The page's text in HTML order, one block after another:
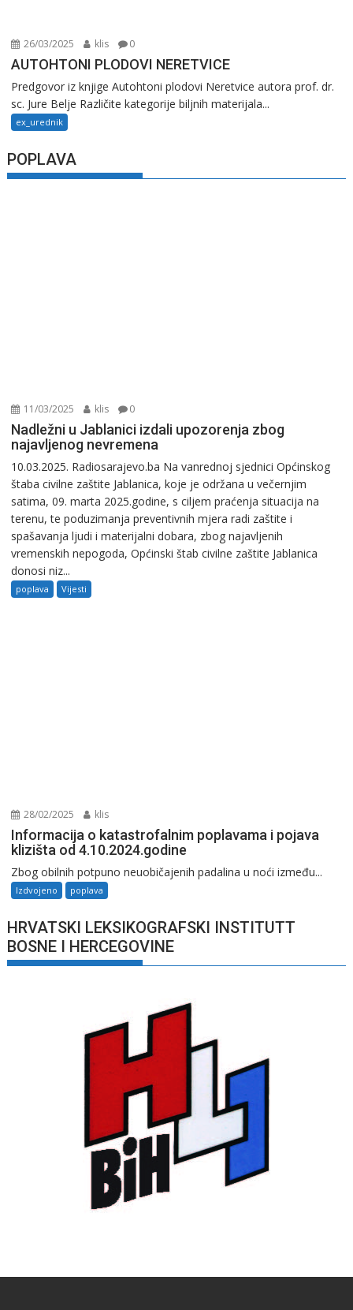
26/03/2025 klis 0
AUTOHTONI PLODOVI NERETVICE
Predgovor iz knjige Autohtoni plodovi Neretvice autora prof. dr.
sc. Jure Belje Različite kategorije biljnih materijala...
ex_urednik
POPLAVA
11/03/2025 klis 0
Nadležni u Jablanici izdali upozorenja zbog
najavljenog nevremena
10.03.2025. Radiosarajevo.ba Na vanrednoj sjednici Općinskog
štaba civilne zaštite Jablanica, koje je održana u večernjim
satima, 09. marta 2025.godine, s ciljem praćenja situacija na
terenu, te poduzimanja preventivnih mjera radi zaštite i
spašavanja ljudi i materijalni dobara, zbog najavljenih
vremenskih nepogoda, Općinski štab civilne zaštite Jablanica
donosi niz...
poplava Vijesti
28/02/2025 klis
Informacija o katastrofalnim poplavama i pojava
klizišta od 4.10.2024.godine
Zbog obilnih potpuno neuobičajenih padalina u noći između...
Izdvojeno poplava
HRVATSKI LEKSIKOGRAFSKI INSTITUTT
BOSNE I HERCEGOVINE